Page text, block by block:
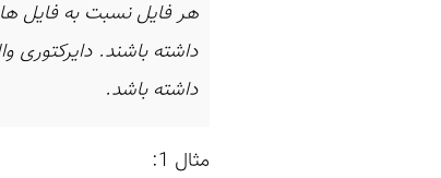
داشته باشد.
مثال 1: